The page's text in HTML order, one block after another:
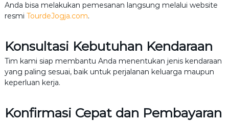
Anda bisa melakukan pemesanan langsung melalui website
resmi TourdeJogja.com.
Konsultasi Kebutuhan Kendaraan
Tim kami siap membantu Anda menentukan jenis kendaraan
yang paling sesuai, baik untuk perjalanan keluarga maupun
keperluan kerja.
Konfirmasi Cepat dan Pembayaran